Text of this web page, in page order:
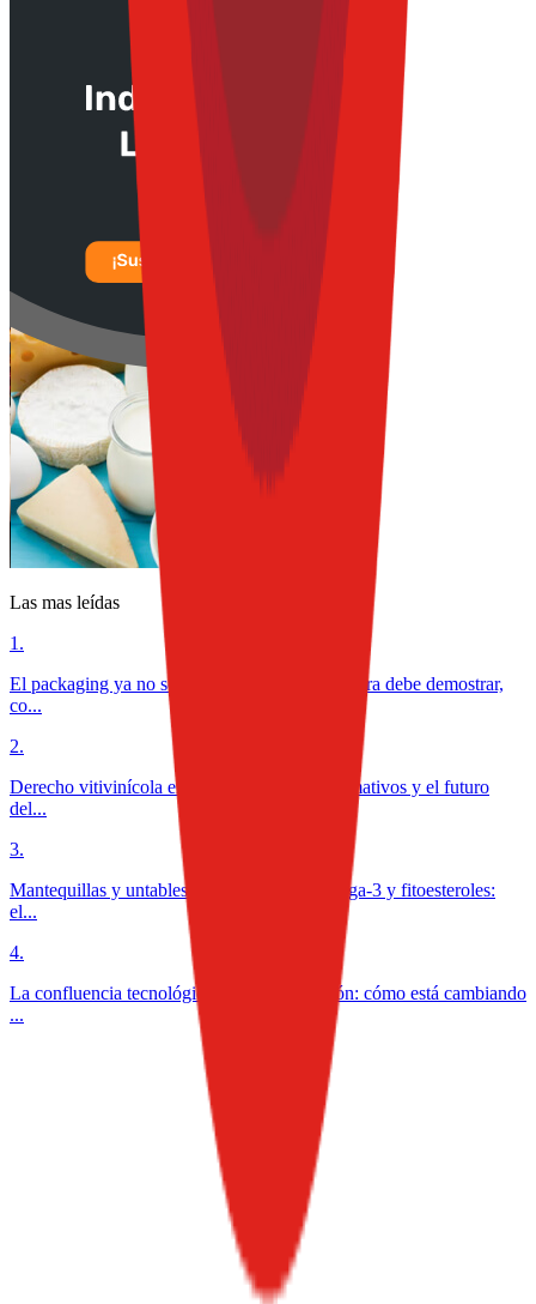
Las mas leídas
1 .
El packaging ya no solo protege alimentos: ahora debe demostrar,
co...
2.
Derecho vitivinícola en México: desafíos normativos y el futuro
del...
3.
Mantequillas y untables funcionales con omega-3 y fitoesteroles:
el...
4.
La confluencia tecnológica en la alimentación: cómo está cambiando
...